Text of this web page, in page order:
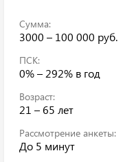
Сумма:
3000 – 100 000 руб.
ПСК:
0% – 292% в год
Возраст:
21 – 65 лет
Рассмотрение анкеты:
До 5 минут